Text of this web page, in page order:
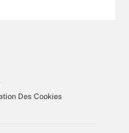
Des Cookies